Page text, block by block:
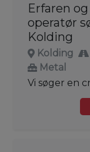
Erfaren
operatør
Kolding
Kolding
Metal
Vi søger en